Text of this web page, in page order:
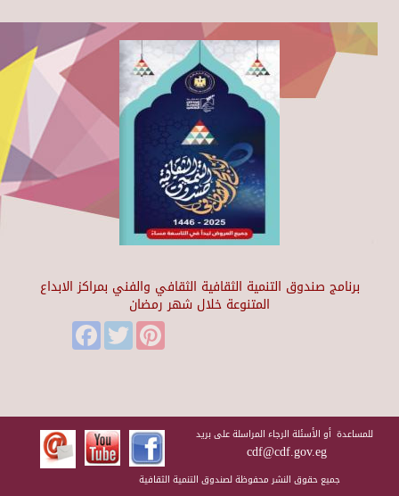
برنامج صندوق التنمية الثقافية الثقافي والفني بمراكز الابداع
المتنوعة خلال شهر رمضان
FacebookTwitter
للمساعدة أو الأسئلة الرجاء المراسلة على بريد
cdf@cdf.gov.eg
جميع حقوق النشر محفوظة لصندوق التنمية الثقافية